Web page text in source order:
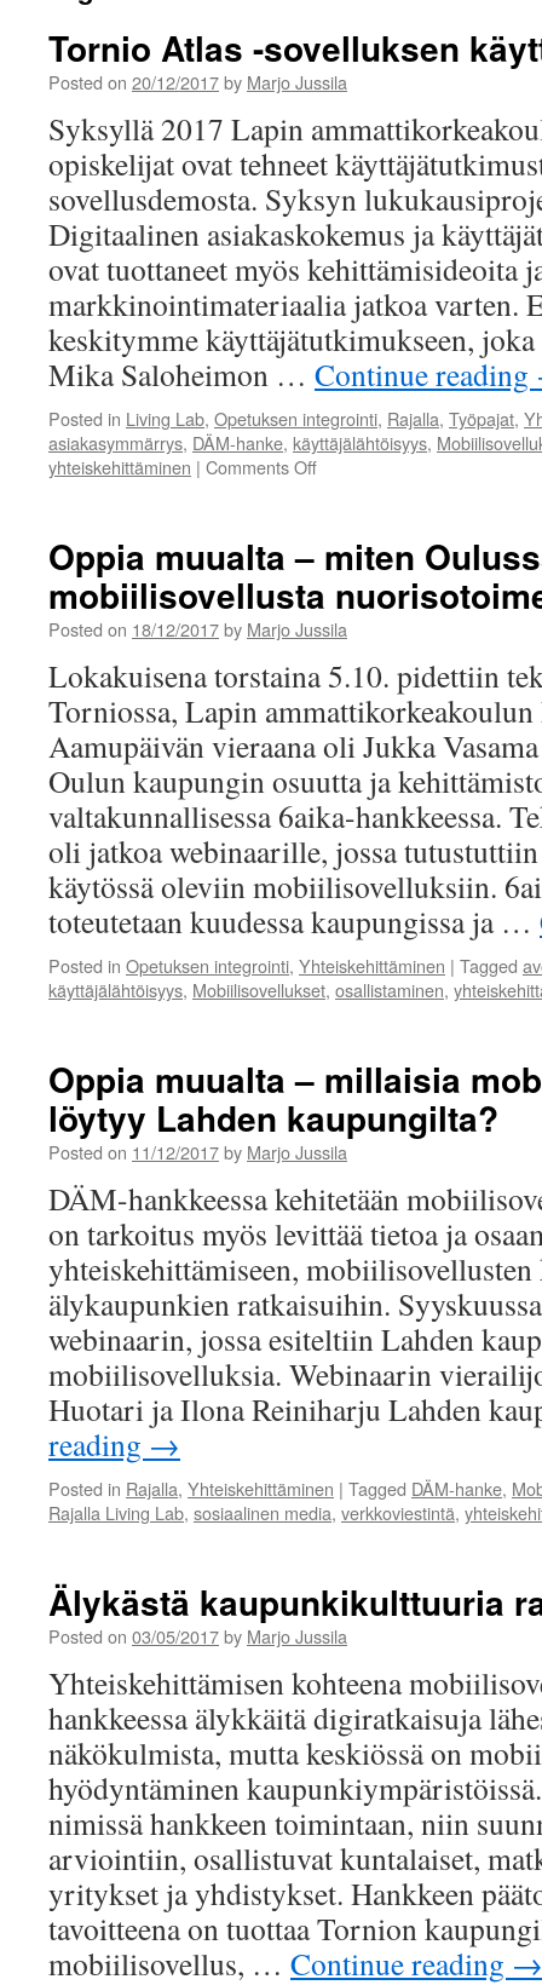
Tornio Atlas -sovelluksen
Posted on 20/12/2017by Marjo Jussila
Syksyllä 2017 Lapin
opiskelijat ovat tehneet
sovellusdemosta. Syksyn
Digitaalinen asiakaskokemus ja
ovat tuottaneet myös kehittämisideoita
markkinointimateriaalia jatkoa varten.
keskitymme käyttäjätutkimukseen,
Mika Saloheimon … Continue reading
Posted in Living Lab, Opetuksen integrointi, Rajalla, Työpajat,
asiakasymmärrys, DÄM-hanke, käyttäjälähtöisyys,
yhteiskehittäminen | Comments Offon
sovelluksen
käyttäjätutkimus
Oppia muualta – miten
mobiilisovellusta
Posted on 18/12/2017by Marjo Jussila
Lokakuisena torstaina 5.10. pidettiin
Torniossa, Lapin ammattikorkeakoulun
Aamupäivän vieraana oli Jukka
Oulun kaupungin osuutta ja
valtakunnallisessa 6aika-hankkeessa.
oli jatkoa webinaarille, jossa
käytössä oleviin mobiilisovelluksiin.
toteutetaan kuudessa kaupungissa ja …
Posted in Opetuksen integrointi, Yhteiskehittäminen | Tagged
käyttäjälähtöisyys, Mobiilisovellukset, osallistaminen,
Oppia muualta – millaisia
löytyy Lahden kaupungilta?
Posted on 11/12/2017by Marjo Jussila
DÄM-hankkeessa kehitetään
on tarkoitus myös levittää tietoa ja
yhteiskehittämiseen, mobiilisovellusten
älykaupunkien ratkaisuihin.
webinaarin, jossa esiteltiin Lahden
mobiilisovelluksia. Webinaarin
Huotari ja Ilona Reiniharju Lahden
reading →
Posted in Rajalla, Yhteiskehittäminen | Tagged DÄM-hanke,
Rajalla Living Lab, sosiaalinen media, verkkoviestintä,
Älykästä kaupunkikulttuuria
Posted on 03/05/2017by Marjo Jussila
Yhteiskehittämisen kohteena
hankkeessa älykkäitä digiratkaisuja
näkökulmista, mutta keskiössä on
hyödyntäminen
nimissä hankkeen toimintaan, niin
arviointiin, osallistuvat kuntalaiset,
yritykset ja yhdistykset. Hankkeen
tavoitteena on tuottaa Tornion
mobiilisovellus, … Continue reading →